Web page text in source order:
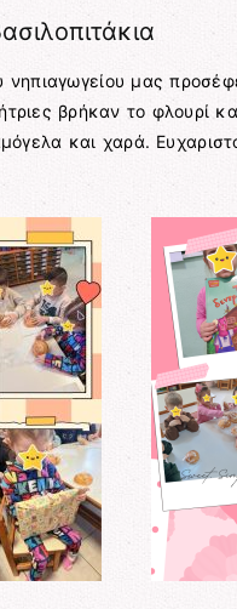
νηπιαγωγείου μας
βρήκαν το φλουρί
και χαρά.